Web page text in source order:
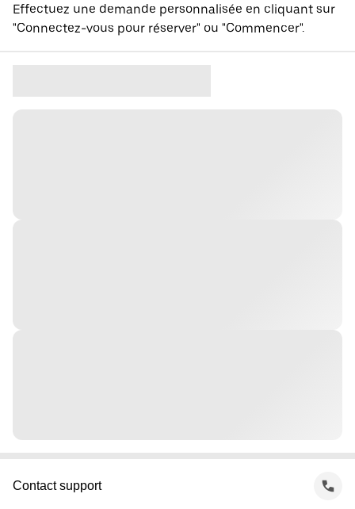
Effectuez une demande personnalisée en cliquant sur
"Connectez-vous pour réserver" ou "Commencer".
Contact support